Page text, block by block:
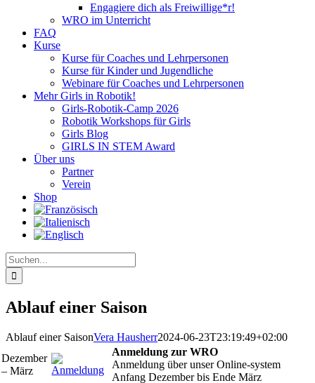
Engagiere dich als Freiwillige*r!
WRO im Unterricht
FAQ
Kurse
Kurse für Coaches und Lehrpersonen
Kurse für Kinder und Jugendliche
Webinare für Coaches und Lehrpersonen
Mehr Girls in Robotik!
Girls-Robotik-Camp 2026
Robotik Workshops für Girls
Girls Blog
GIRLS IN STEM Award
Über uns
Partner
Verein
Shop
Suche
nach:
Ablauf einer Saison
Ablauf einer SaisonVera Hausherr2024-06-23T23:19:49+02:00
Dezember
– März
Anmeldung zur WRO
Anmeldung über unser Online-system
Anfang Dezember bis Ende März